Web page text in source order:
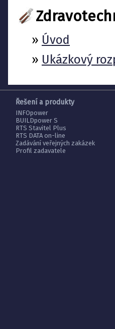
» Úvod
» Ukázkový
Řešení a produkty
INFOpower
BUILDpower S
RTS Stavitel Plus
RTS DATA on-line
Zadávání veřejných zakázek
Profil zadavatele